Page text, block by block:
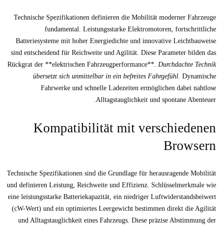
Technische Spezifikationen definieren die
fundamental. Leistungsstarke
Batteriesysteme mit hoher Energiedichte
sind entscheidend für Reichweite und
Rückgrat der **elektrischen
übersetzt sich unmittelbar in ein
Fahrwerke und schnelle
Kompatibilität mit
Technische Spezifikationen sind die
und definieren Leistung, Reichweite und
eine leistungsstarke Batteriekapazität, ein
(cW-Wert) und ein optimiertes Leergewicht
und Alltagstauglichkeit eines Fahrzeugs.